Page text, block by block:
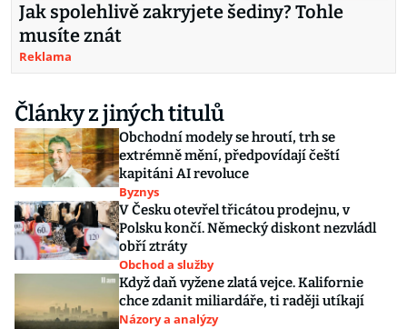
Jak spolehlivě zakryjete šediny? Tohle
musíte znát
Reklama
Články z jiných titulů
Obchodní modely se hroutí, trh se
extrémně mění, předpovídají čeští
kapitáni AI revoluce
Byznys
V Česku otevřel třicátou prodejnu, v
Polsku končí. Německý diskont nezvládl
obří ztráty
Obchod a služby
Když daň vyžene zlatá vejce. Kalifornie
chce zdanit miliardáře, ti raději utíkají
Názory a analýzy